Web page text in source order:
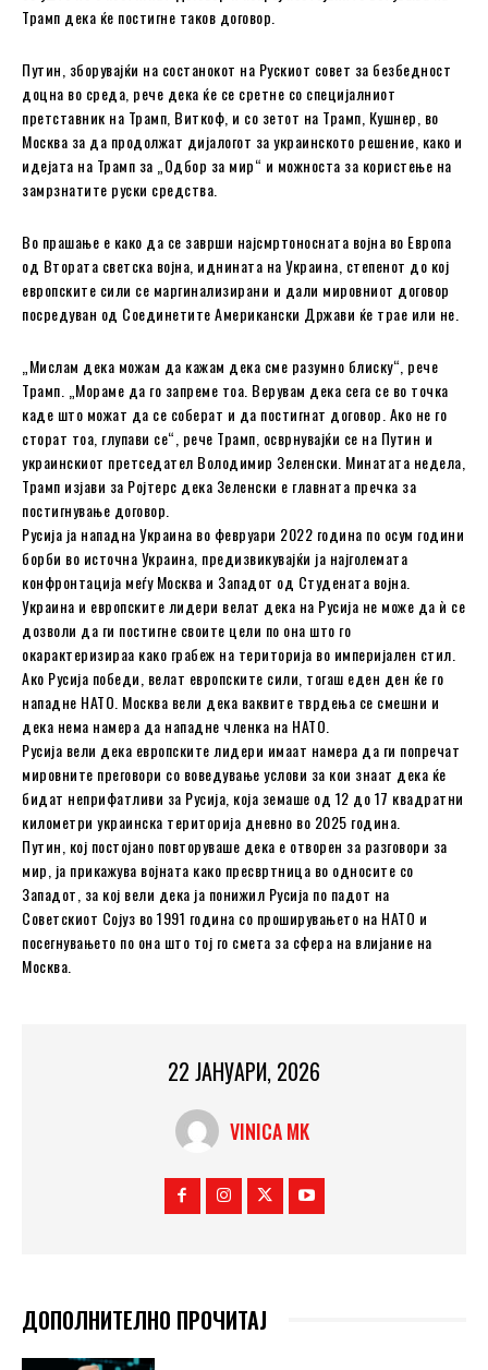
Трамп дека ќе постигне таков договор.
Путин, зборувајќи на состанокот на Рускиот совет за безбедност
доцна во среда, рече дека ќе се сретне со специјалниот
претставник на Трамп, Виткоф, и со зетот на Трамп, Кушнер, во
Москва за да продолжат дијалогот за украинското решение, како и
идејата на Трамп за „Одбор за мир“ и можноста за користење на
замрзнатите руски средства.
Во прашање е како да се заврши најсмртоносната војна во Европа
од Втората светска војна, иднината на Украина, степенот до кој
европските сили се маргинализирани и дали мировниот договор
посредуван од Соединетите Американски Држави ќе трае или не.
„Мислам дека можам да кажам дека сме разумно блиску“, рече
Трамп. „Мораме да го запреме тоа. Верувам дека сега се во точка
каде што можат да се соберат и да постигнат договор. Ако не го
сторат тоа, глупави се“, рече Трамп, осврнувајќи се на Путин и
украинскиот претседател Володимир Зеленски. Минатата недела,
Трамп изјави за Ројтерс дека Зеленски е главната пречка за
постигнување договор.
Русија ја нападна Украина во февруари 2022 година по осум години
борби во источна Украина, предизвикувајќи ја најголемата
конфронтација меѓу Москва и Западот од Студената војна.
Украина и европските лидери велат дека на Русија не може да ѝ се
дозволи да ги постигне своите цели по она што го
окарактеризираа како грабеж на територија во империјален стил.
Ако Русија победи, велат европските сили, тогаш еден ден ќе го
нападне НАТО. Москва вели дека ваквите тврдења се смешни и
дека нема намера да нападне членка на НАТО.
Русија вели дека европските лидери имаат намера да ги попречат
мировните преговори со воведување услови за кои знаат дека ќе
бидат неприфатливи за Русија, која земаше од 12 до 17 квадратни
километри украинска територија дневно во 2025 година.
Путин, кој постојано повторуваше дека е отворен за разговори за
мир, ја прикажува војната како пресвртница во односите со
Западот, за кој вели дека ја понижил Русија по падот на
Советскиот Сојуз во 1991 година со проширувањето на НАТО и
посегнувањето по она што тој го смета за сфера на влијание на
Москва.
22 ЈАНУАРИ, 2026
VINICA MK
ДОПОЛНИТЕЛНО ПРОЧИТАЈ